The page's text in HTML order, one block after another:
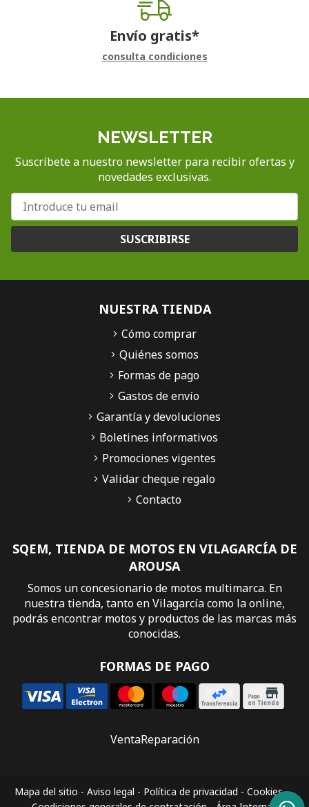
Envío gratis*
consulta condiciones
NEWSLETTER
Suscríbete a nuestro newsletter para recibir ofertas y
novedades exclusivas.
SUSCRIBIRSE
SQEM, TIENDA DE MOTOS EN VILAGARCÍA DE
AROUSA
Somos un concesionario de motos multimarca. En
nuestra tienda, tanto en Vilagarcía como la online,
podrás encontrar motos y productos de las marcas más
conocidas.
FORMAS DE PAGO
NUESTRA TIENDA
Cómo comprar
Quiénes somos
Formas de pago
Gastos de envío
Garantía y devoluciones
Boletines informativos
Promociones vigentes
Validar cheque regalo
Contacto
VentaReparación
Mapa del sitio - Aviso legal - Política de privacidad - Cookies-